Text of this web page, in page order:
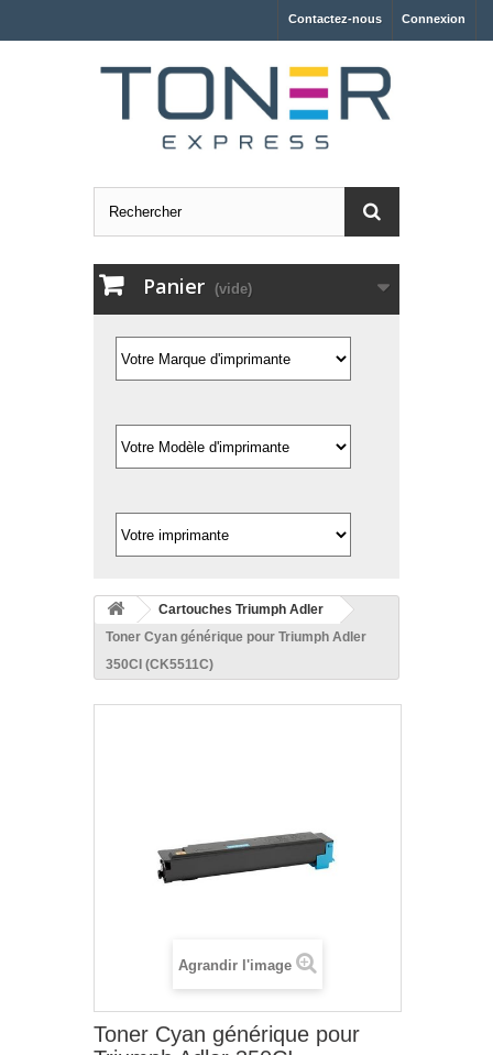
Connexion
Contactez-nous
Panier (vide)
Cartouches Triumph Adler
Toner Cyan générique pour Triumph Adler
350CI (CK5511C)
Agrandir l'image
Toner Cyan générique pour